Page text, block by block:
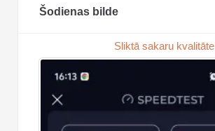
Šodienas bilde
Sliktā sakaru kvalitāte